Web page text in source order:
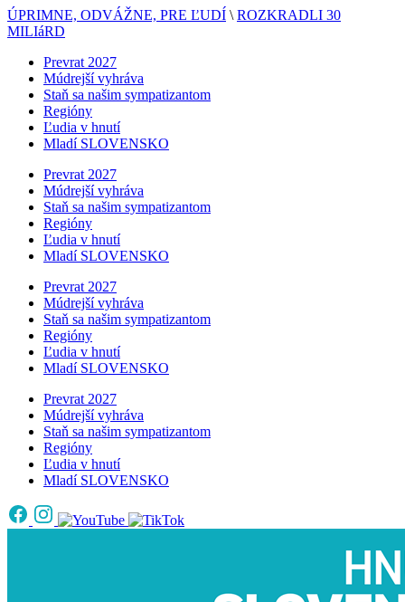
ÚPRIMNE, ODVÁŽNE, PRE ĽUDÍ \ ROZKRADLI 30
MILIáRD
Prevrat 2027
Múdrejší vyhráva
Staň sa našim sympatizantom
Regióny
Ľudia v hnutí
Mladí SLOVENSKO
Prevrat 2027
Múdrejší vyhráva
Staň sa našim sympatizantom
Regióny
Ľudia v hnutí
Mladí SLOVENSKO
Prevrat 2027
Múdrejší vyhráva
Staň sa našim sympatizantom
Regióny
Ľudia v hnutí
Mladí SLOVENSKO
Prevrat 2027
Múdrejší vyhráva
Staň sa našim sympatizantom
Regióny
Ľudia v hnutí
Mladí SLOVENSKO